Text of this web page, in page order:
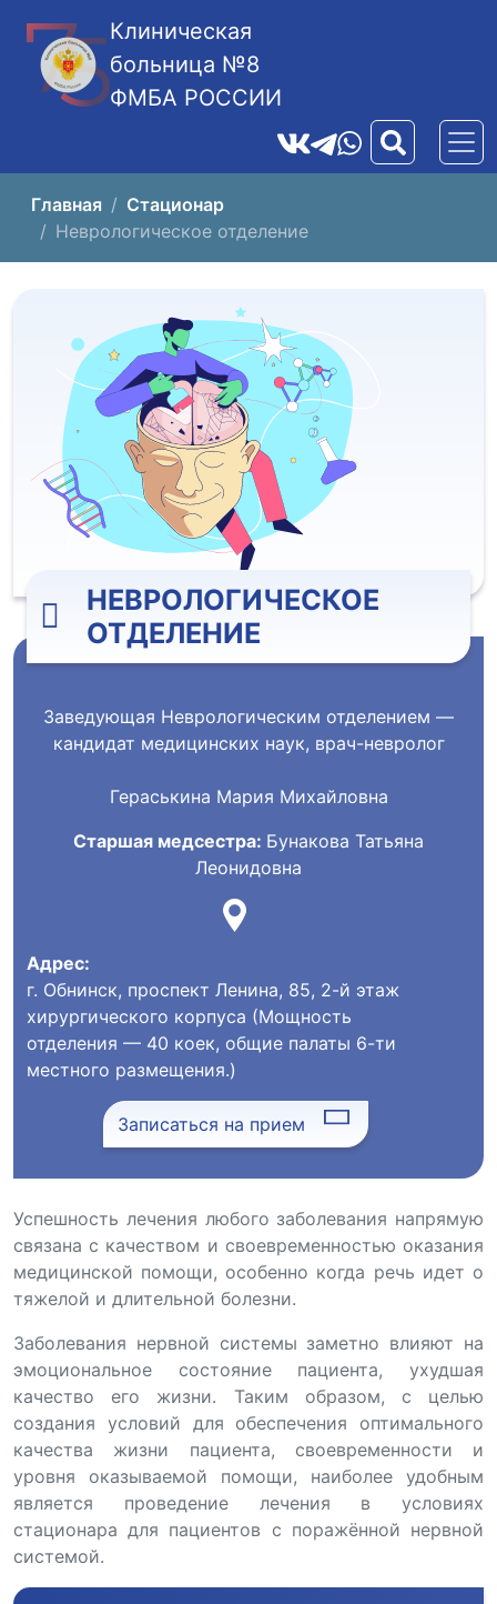
Клиническая
больница №8
ФМБА РОССИИ
Главная
Стационар
Неврологическое отделение
НЕВРОЛОГИЧЕСКОЕ
ОТДЕЛЕНИЕ
Заведующая Неврологическим отделением —
кандидат медицинских наук, врач-невролог
Гераськина Мария Михайловна
Старшая медсестра: Бунакова Татьяна
Леонидовна
Адрес:
г. Обнинск, проспект Ленина, 85, 2-й этаж
хирургического корпуса (Мощность
отделения — 40 коек, общие палаты 6-ти
местного размещения.)
Записаться на прием
Успешность лечения любого заболевания напрямую
связана с качеством и своевременностью оказания
медицинской помощи, особенно когда речь идет о
тяжелой и длительной болезни.
Заболевания нервной системы заметно влияют на
эмоциональное состояние пациента, ухудшая
качество его жизни. Таким образом, с целью
создания условий для обеспечения оптимального
качества жизни пациента, своевременности и
уровня оказываемой помощи, наиболее удобным
является проведение лечения в условиях
стационара для пациентов с поражённой нервной
системой.